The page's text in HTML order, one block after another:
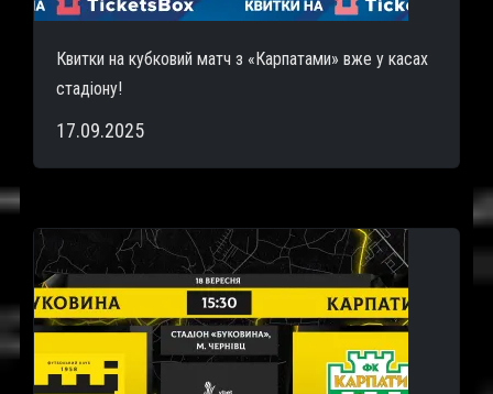
Квитки на кубковий матч з «Карпатами» вже у касах
стадіону!
17.09.2025